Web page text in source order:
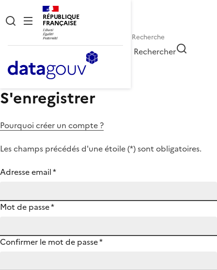
RÉPUBLIQUE
FRANÇAISE
Rechercher
S'enregistrer
Pourquoi créer un compte ?
Les champs précédés d'une étoile (*) sont obligatoires.
Adresse email*
Mot de passe*
Confirmer le mot de passe*